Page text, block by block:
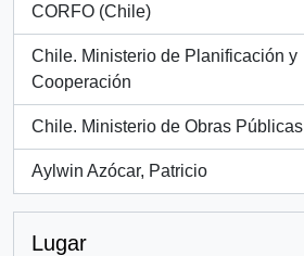
CORFO (Chile)
, 4 resultados
Chile. Ministerio de Planificación y
Cooperación
, 3 resultados
Chile. Ministerio de Obras Públicas
, 3 resultados
Aylwin Azócar, Patricio
, 2 resultados
Lugar